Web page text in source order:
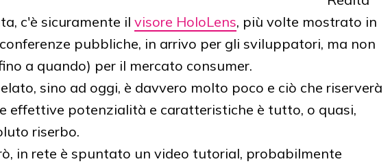
c'è sicuramente il visore HoloLens, più volte mostrato in
pubbliche, in arrivo per gli sviluppatori, ma non
a quando) per il mercato consumer.
sino ad oggi, è davvero molto poco e ciò che riserverà
effettive potenzialità e caratteristiche è tutto, o quasi,
riserbo.
in rete è spuntato un video tutorial, probabilmente